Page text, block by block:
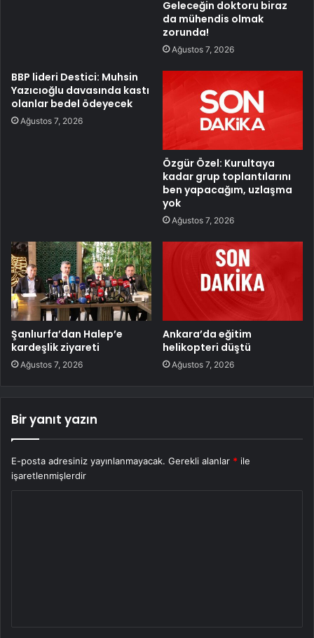
Geleceğin doktoru biraz
da mühendis olmak
zorunda!
Ağustos 7, 2026
BBP lideri Destici: Muhsin
Yazıcıoğlu davasında kastı
olanlar bedel ödeyecek
Ağustos 7, 2026
Özgür Özel: Kurultaya
kadar grup toplantılarını
ben yapacağım, uzlaşma
yok
Ağustos 7, 2026
Şanlıurfa’dan Halep’e
kardeşlik ziyareti
Ağustos 7, 2026
Ankara’da eğitim
helikopteri düştü
Ağustos 7, 2026
Bir yanıt yazın
E-posta adresiniz yayınlanmayacak. Gerekli alanlar * ile
işaretlenmişlerdir